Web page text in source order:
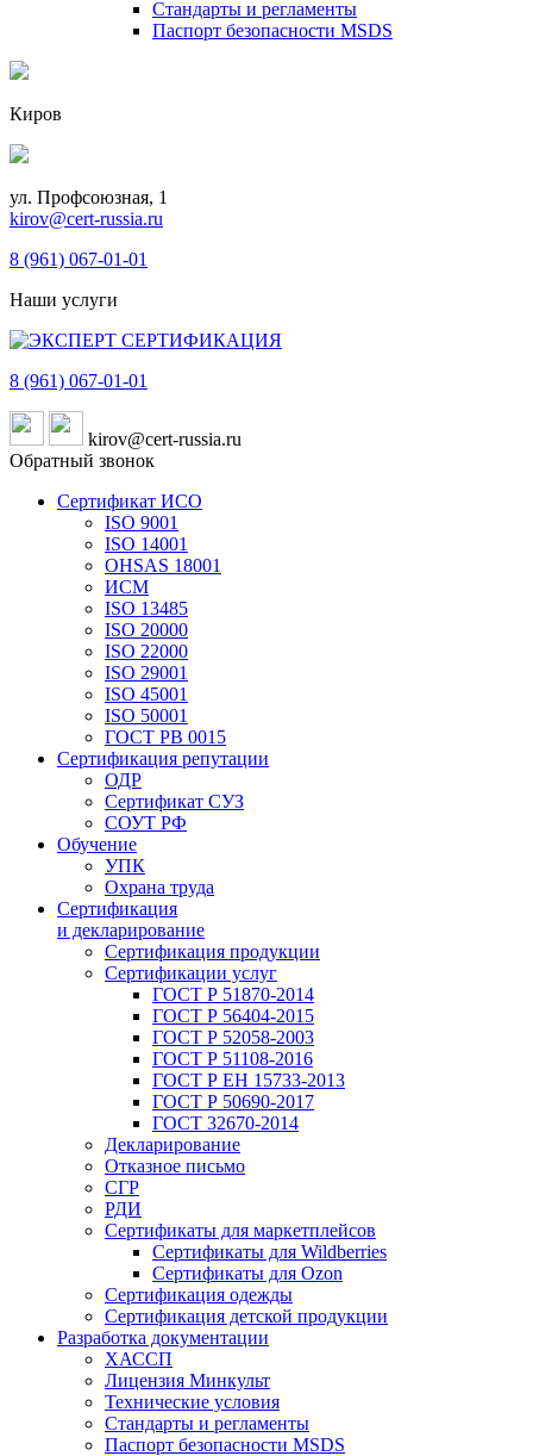
Стандарты и регламенты
Паспорт безопасности MSDS
Киров
ул. Профсоюзная, 1
kirov@cert-russia.ru
8 (961) 067-01-01
Наши услуги
8 (961) 067-01-01
kirov@cert-russia.ru
Обратный звонок
Сертификат ИСО
ISO 9001
ISO 14001
OHSAS 18001
ИСМ
ISO 13485
ISO 20000
ISO 22000
ISO 29001
ISO 45001
ISO 50001
ГОСТ РВ 0015
Сертификация репутации
ОДР
Сертификат СУЗ
СОУТ РФ
Обучение
УПК
Охрана труда
Сертификация
и декларирование
Сертификация продукции
Сертификации услуг
ГОСТ Р 51870-2014
ГОСТ Р 56404-2015
ГОСТ Р 52058-2003
ГОСТ Р 51108-2016
ГОСТ Р ЕН 15733-2013
ГОСТ Р 50690-2017
ГОСТ 32670-2014
Декларирование
Отказное письмо
СГР
РДИ
Сертификаты для маркетплейсов
Сертификаты для Wildberries
Сертификаты для Ozon
Сертификация одежды
Сертификация детской продукции
Разработка документации
ХАССП
Лицензия Минкульт
Технические условия
Стандарты и регламенты
Паспорт безопасности MSDS